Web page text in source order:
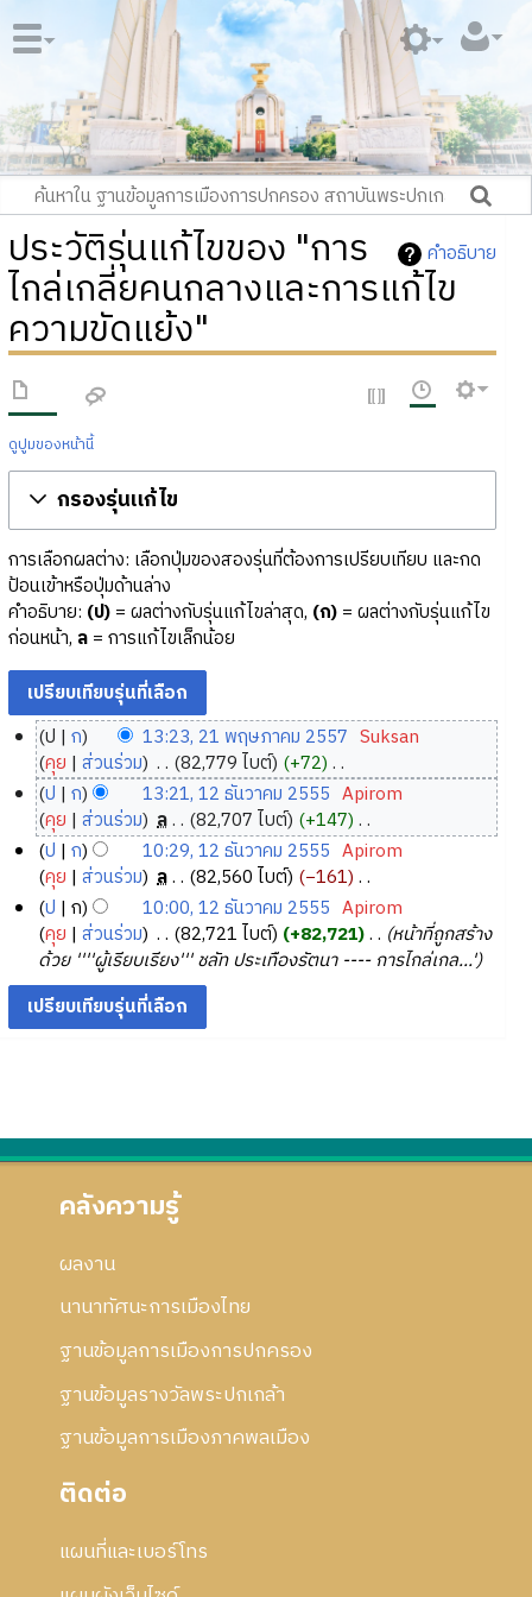
คำอธิบาย
ประวัติรุ่นแก้ไขของ "การ
ไกล่เกลี่ยคนกลางและการแก้ไข
ความขัดแย้ง"
ดูปูมของหน้านี้
กรองรุ่นแก้ไข
การเลือกผลต่าง: เลือกปุ่มของสองรุ่นที่ต้องการเปรียบเทียบ และกด
ป้อนเข้าหรือปุ่มด้านล่าง
คำอธิบาย: (ป)= ผลต่างกับรุ่นแก้ไขล่าสุด, (ก)= ผลต่างกับรุ่นแก้ไข
ก่อนหน้า, ล= การแก้ไขเล็กน้อย
1
ฤ
ภ
ม
5
ป ก 13:23, 21 พฤษภาคม 2557 Suksan
คุย ส่วนร่วม ‎ 82,779 ไบต์ +72 ‎
ไ
ม่
มี
ค
ว
า
ม
ย่
อ
ก
ไ
2
น
ค
2
ป ก 13:21, 12 ธันวาคม 2555 Apirom
คุย ส่วนร่วม ‎ล 82,707 ไบต์ +147 ‎
ไ
ม่
มี
ค
ว
า
ม
ย่
ร
แ
ป ก 10:29, 12 ธันวาคม 2555 Apirom
คุย ส่วนร่วม ‎ล 82,560 ไบต์ −161 ‎
ไ
ม่
มี
ค
ว
า
ก
า
ป ก 10:00, 12 ธันวาคม 2555 Apirom
คุย ส่วนร่วม ‎ 82,721 ไบต์ +82,721 ‎
หน้าที่ถูกสร้าง
ด้วย ''''ผู้เรียบเรียง''' ชลัท ประเทืองรัตนา ---- การไกล่เกล...'
คลังความรู้
ผลงาน
นานาทัศนะการเมืองไทย
ฐานข้อมูลการเมืองการปกครอง
ฐานข้อมูลรางวัลพระปกเกล้า
ฐานข้อมูลการเมืองภาคพลเมือง
ติดต่อ
แผนที่และเบอร์โทร